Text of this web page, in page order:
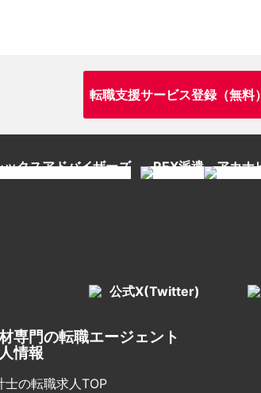
転職支援サービス登録（無料）
公式X(Twitter)
専門の転職エージェント
情報
士の転職求人TOP